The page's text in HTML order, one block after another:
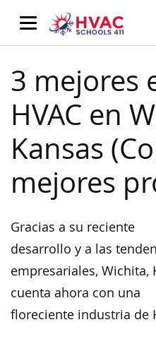
3 mejores
HVAC en
Kansas
mejores
Gracias a su reciente
desarrollo y a las
empresariales, Wichita,
cuenta ahora con una
floreciente industria de